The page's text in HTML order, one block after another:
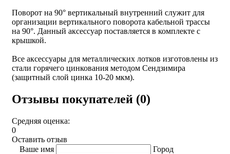
Поворот на 90° вертикальный внутренний служит для
организации вертикального поворота кабельной трассы
на 90°. Данный аксессуар поставляется в комплекте с
крышкой.
Все аксессуары для металлических лотков изготовлены из
стали горячего цинкования методом Сендзимира
(защитный слой цинка 10-20 мкм).
Отзывы покупателей (0)
Средняя оценка:
0
Оставить отзыв
Ваше имя
Город